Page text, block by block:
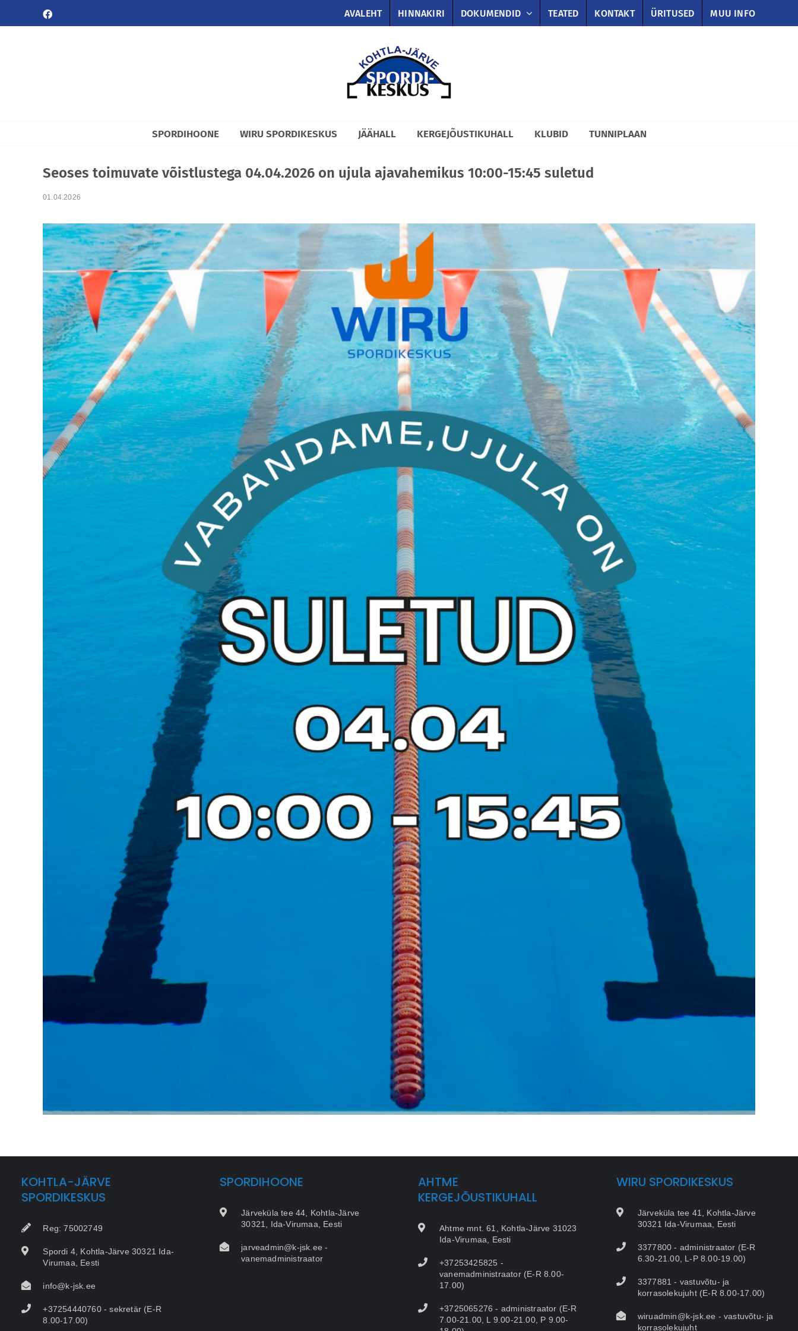
FACEBOOK AVALEHT HINNAKIRI DOKUMENDID TEATED KONTAKT ÜRITUSED MUU INFO
SPORDIHOONE WIRU SPORDIKESKUS JÄÄHALL KERGEJÕUSTIKUHALL KLUBID TUNNIPLAAN
Seoses toimuvate võistlustega 04.04.2026 on ujula ajavahemikus 10:00-15:45 suletud
01.04.2026
View
Larger
Image
KOHTLA-JÄRVE
SPORDIKESKUS
Reg: 75002749
Spordi 4, Kohtla-Järve 30321 Ida-
Virumaa, Eesti
info@k-jsk.ee
+37254440760 - sekretär (E-R
8.00-17.00)
SPORDIHOONE
Järveküla tee 44, Kohtla-Järve
30321, Ida-Virumaa, Eesti
jarveadmin@k-jsk.ee -
vanemadministraator
AHTME
KERGEJÕUSTIKUHALL
Ahtme mnt. 61, Kohtla-Järve 31023
Ida-Virumaa, Eesti
+37253425825 -
vanemadministraator (E-R 8.00-
17.00)
+3725065276 - administraator (E-R
7.00-21.00, L 9.00-21.00, P 9.00-
WIRU SPORDIKESKUS
Järveküla tee 41, Kohtla-Järve
30321 Ida-Virumaa, Eesti
3377800 - administraator (E-R
6.30-21.00, L-P 8.00-19.00)
3377881 - vastuvõtu- ja
korrasolekujuht (E-R 8.00-17.00)
wiruadmin@k-jsk.ee - vastuvõtu- ja
korrasolekujuht